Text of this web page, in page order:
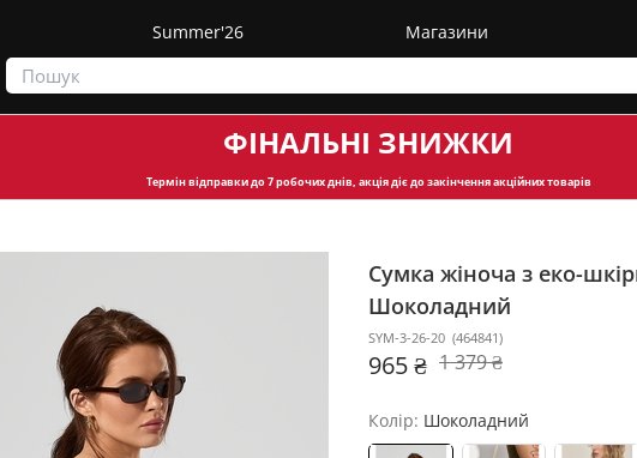
Summer'26 Магазини
ФІНАЛЬНІ ЗНИЖКИ
Термін відправкидо 7 робочих днів, акція діє до закінчення акційних товарів
Сумка жіноча з еко-
Шоколадний
SYM-3-26-20 (464841)
965 ₴ 1 379 ₴
Колір: Шоколадний